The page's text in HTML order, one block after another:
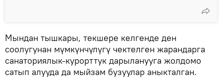
Мындан тышкары, текшере келгенде ден
соолугунан мүмкүнчүлүгү чектелген жарандарга
санаториялык-курорттук дарыланууга жолдомо
сатып алууда да мыйзам бузуулар аныкталган.